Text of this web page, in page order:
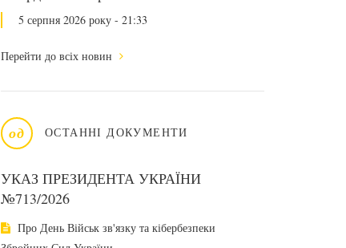
5 серпня 2026 року - 21:33
Перейти до всіх новин
од ОСТАННІ ДОКУМЕНТИ
УКАЗ ПРЕЗИДЕНТА УКРАЇНИ
№713/2026
Про День Військ зв'язку та кібербезпеки